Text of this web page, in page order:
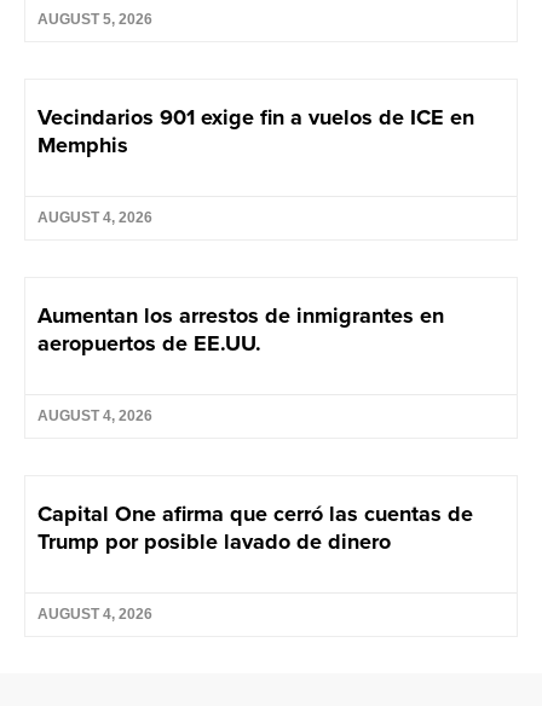
AUGUST 5, 2026
Vecindarios 901 exige fin a vuelos de ICE en
Memphis
AUGUST 4, 2026
Aumentan los arrestos de inmigrantes en
aeropuertos de EE.UU.
AUGUST 4, 2026
Capital One afirma que cerró las cuentas de
Trump por posible lavado de dinero
AUGUST 4, 2026